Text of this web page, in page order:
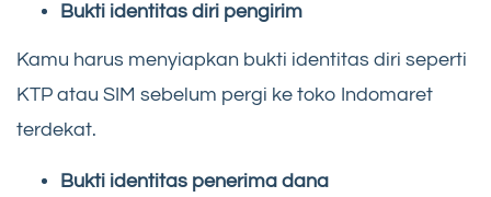
Bukti identitas diri pengirim
Kamu harus menyiapkan bukti identitas diri seperti
KTP atau SIM sebelum pergi ke toko Indomaret
terdekat.
Bukti identitas penerima dana